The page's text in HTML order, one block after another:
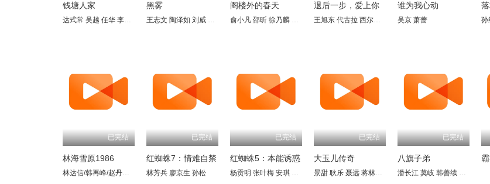
钱塘人家
达式常 吴越 任华 李梦南 雷汉 佘南南 郭昶 牛犇 倪竞星 曹秋根 薛淑洁 杨立敏 冯剑克
黑雾
王志文 陶泽如 刘威 张晓林 田海蓉 吕凉 孔维 赵雅莉 雷明 翟乃社 吕启凤 林栋甫 于东江 孙岚 王
阁楼外的春天
俞小凡 邵昕 徐乃麟 潘仪君 娄培华 刘世范
退后一步，爱上你
王旭东 代古拉 西尔扎提 陈静 矫昊 陈樱丹 廖梦妍 瑾颜
谁为我心动
吴京 萧蔷 孙
已完结
林海雪原1986
已完结
红蜘蛛7：情难自禁
林芳兵 廖京生 孙松
已完结
红蜘蛛5：本能诱惑
杨贡明 张叶梅 安琪 王天妮 李亚天
已完结
大玉儿传奇
景甜 耿乐 聂远 蒋林静 惠英红 于荣光 万沛鑫
已完结
八旗子弟
潘长江 莫岐 韩善续